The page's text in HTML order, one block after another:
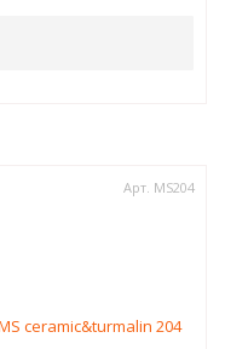
Арт. MS204